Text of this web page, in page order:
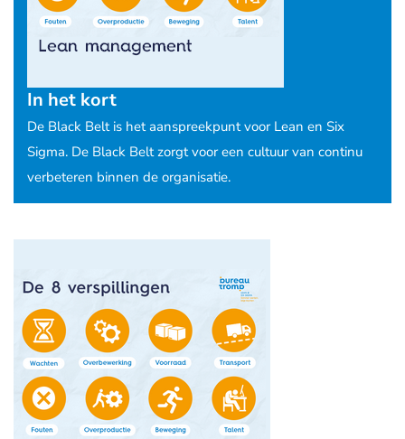
In het kort
De Black Belt is het aanspreekpunt voor Lean en Six
Sigma. De Black Belt zorgt voor een cultuur van continu
verbeteren binnen de organisatie.